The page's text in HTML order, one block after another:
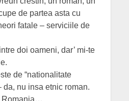
de partea asta cu
fatale – serviciile de
doi oameni, dar’ mi-te
de “nationalitate
da, nu insa etnic roman.
Romania…